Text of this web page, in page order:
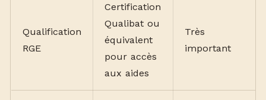
Qualification
RGE
Certification
Qualibat ou
équivalent
pour accès
aux aides
Très
important